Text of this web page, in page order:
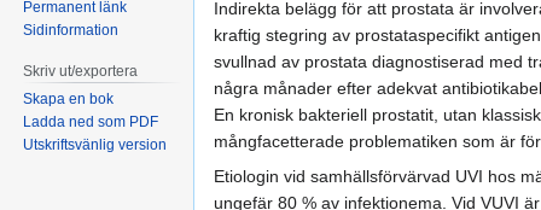
Indirekta belägg för att prostata är
kraftig stegring av prostataspecifikt
svullnad av prostata diagnostiserad med
några månader efter adekvat
En kronisk bakteriell prostatit, utan
mångfacetterade problematiken som är
Etiologin vid samhällsförvärvad UVI hos
ungefär 80 % av infektionema. Vid VUVI
Permanent länk
Sidinformation
Skriv ut/exportera
Skapa en bok
Ladda ned som PDF
Utskriftsvänlig version